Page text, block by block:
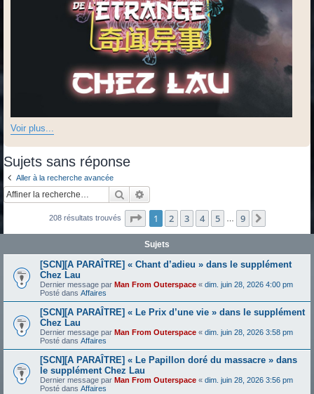
Voir plus...
Sujets sans réponse
Aller à la recherche avancée
Rechercher
208 résultats trouvés Page 1sur9
1 2 3 4 5 9
Sujets
[SCN][A PARAÎTRE] « Chant d’adieu » dans le supplément
Chez Lau
Dernier message par Man From Outerspace « dim. juin 28, 2026 4:00 pm
Posté dans Affaires
[SCN][A PARAÎTRE] « Le Prix d’une vie » dans le supplément
Chez Lau
Dernier message par Man From Outerspace « dim. juin 28, 2026 3:58 pm
Posté dans Affaires
[SCN][A PARAÎTRE] « Le Papillon doré du massacre » dans
le supplément Chez Lau
Dernier message par Man From Outerspace « dim. juin 28, 2026 3:56 pm
Posté dans Affaires